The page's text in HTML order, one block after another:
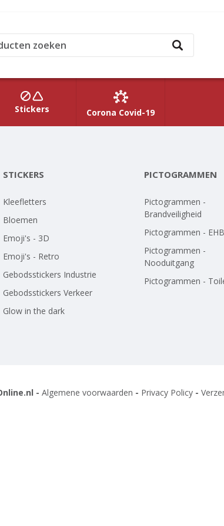
Stickers Corona Covid-19
STICKERS
Kleefletters
Bloemen
Emoji's - 3D
Emoji's - Retro
Gebodsstickers Industrie
Gebodsstickers Verkeer
Glow in the dark
PICTOGRAMMEN
Pictogrammen -
Brandveiligheid
Pictogrammen -
Pictogrammen -
Nooduitgang
Pictogrammen -
- Algemene voorwaarden - Privacy Policy-